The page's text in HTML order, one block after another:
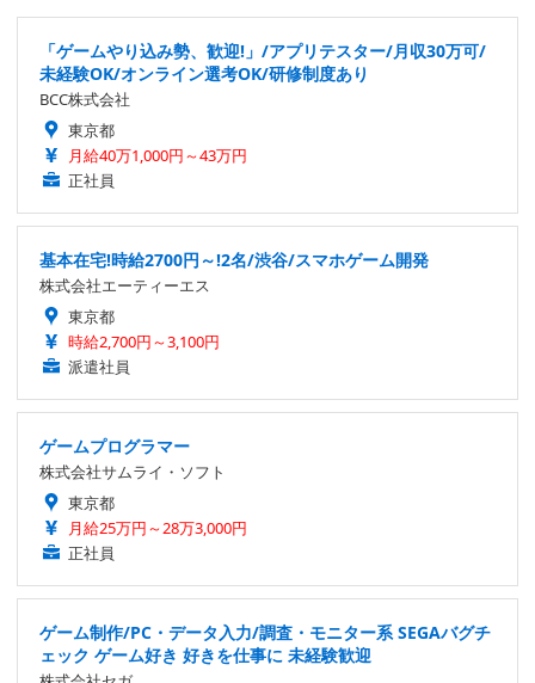
「ゲームやり込み勢、歓迎!」/アプリテスター/月収30万可/
未経験OK/オンライン選考OK/研修制度あり
BCC株式会社
東京都
月給40万1,000円～43万円
正社員
基本在宅!時給2700円～!2名/渋谷/スマホゲーム開発
株式会社エーティーエス
東京都
時給2,700円～3,100円
派遣社員
ゲームプログラマー
株式会社サムライ・ソフト
東京都
月給25万円～28万3,000円
正社員
ゲーム制作/PC・データ入力/調査・モニター系 SEGAバグチ
ェック ゲーム好き 好きを仕事に 未経験歓迎